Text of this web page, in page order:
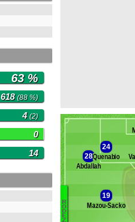
63 %
618(88 %)
4 (2)
0
14
Banc des
R
O
D
E
Z
24
Quenabio
28
Abdallah
19
Mazou-Sacko